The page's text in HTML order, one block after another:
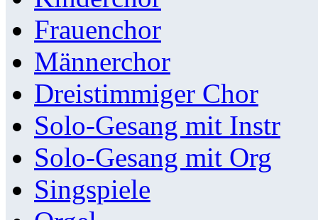
Frauenchor
Männerchor
Dreistimmiger Chor
Solo-Gesang mit Instr
Solo-Gesang mit Org
Singspiele